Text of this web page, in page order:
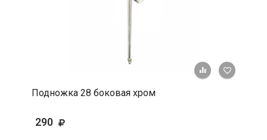
+ К
Подножка 28 боковая хром
290